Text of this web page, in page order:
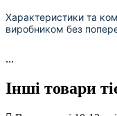
Характеристики та
виробником без
...
Інші товари